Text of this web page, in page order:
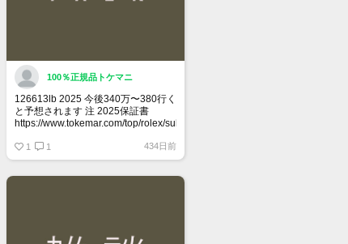
100％正規品トケマニ
126613lb 2025 今後340万〜380行く
と予想されます 注 2025保証書
https://www.tokemar.com/top/rolex/submariner/166613lb-
マジ上がる予想しかない
1 1 434日前